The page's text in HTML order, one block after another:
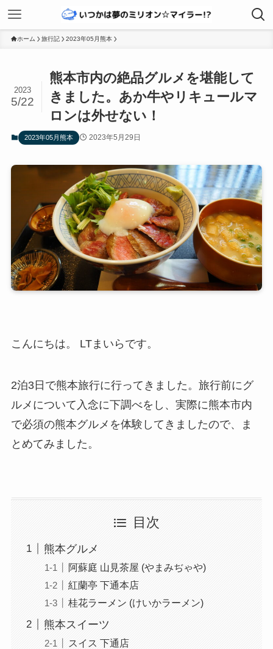
ホーム 旅行記 2023年05月熊本
熊本市内の絶品グルメを堪能して
きました。あか牛やリキュールマ
ロンは外せない！
2023
5/22
2023年05月熊本 2023年5月29日
こんにちは。 LTまいらです。
2泊3日で熊本旅行に行ってきました。旅行前にグ
ルメについて入念に下調べをし、実際に熊本市内
で必須の熊本グルメを体験してきましたので、ま
とめてみました。
目次
熊本グルメ
阿蘇庭 山見茶屋 (やまみぢゃや)
紅蘭亭 下通本店
桂花ラーメン (けいかラーメン)
熊本スイーツ
スイス 下通店